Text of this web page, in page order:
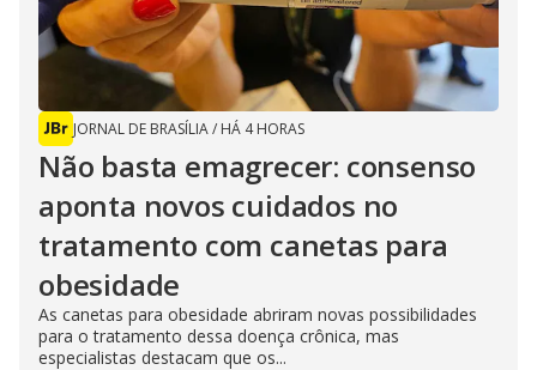
JORNAL DE BRASÍLIA/ HÁ 4 HORAS
Não basta emagrecer: consenso
aponta novos cuidados no
tratamento com canetas para
obesidade
As canetas para obesidade abriram novas possibilidades
para o tratamento dessa doença crônica, mas
especialistas destacam que os...